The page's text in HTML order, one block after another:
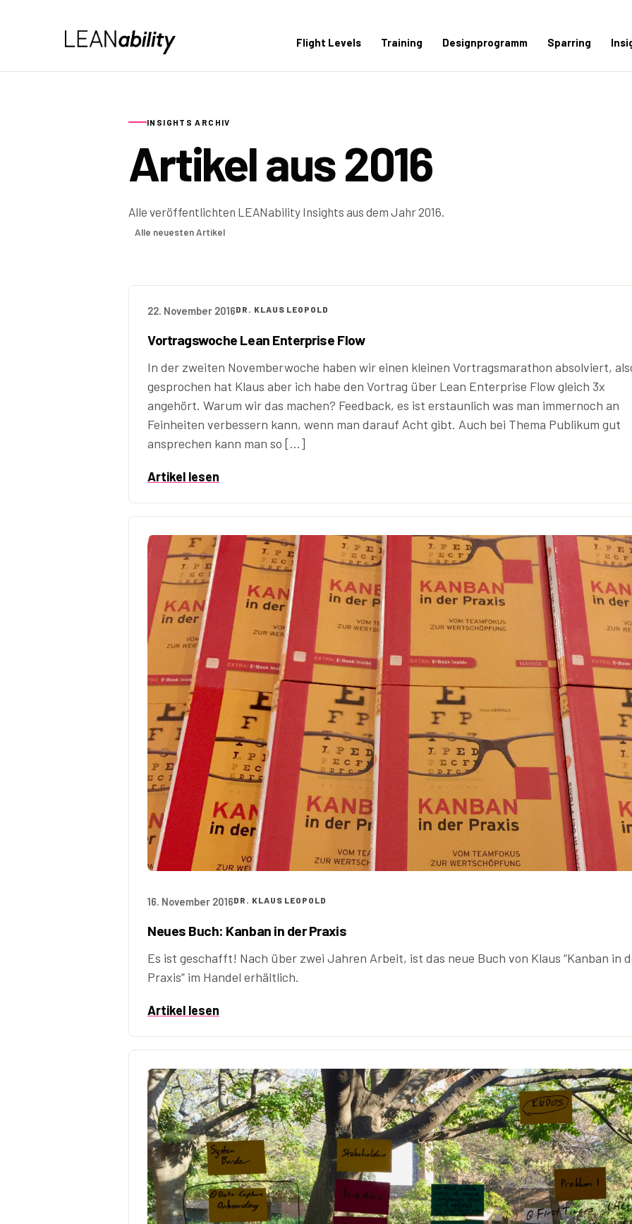
Flight Levels Training Designprogramm Sparring
INSIGHTS ARCHIV
Artikel aus 2016
Alle veröffentlichten LEANability Insights aus dem Jahr 2016.
Alle neuesten Artikel
22. November 2016DR. KLAUS LEOPOLD
Vortragswoche Lean Enterprise Flow
In der zweiten Novemberwoche haben wir einen kleinen Vortragsmarathon absolviert,
gesprochen hat Klaus aber ich habe den Vortrag über Lean Enterprise Flow gleich 3x
angehört. Warum wir das machen? Feedback, es ist erstaunlich was man immernoch an
Feinheiten verbessern kann, wenn man darauf Acht gibt. Auch bei Thema Publikum gut
ansprechen kann man so […]
Artikel lesen
16. November 2016DR. KLAUS LEOPOLD
Neues Buch: Kanban in der Praxis
Es ist geschafft! Nach über zwei Jahren Arbeit, ist das neue Buch von Klaus “Kanban in
Praxis” im Handel erhältlich.
Artikel lesen